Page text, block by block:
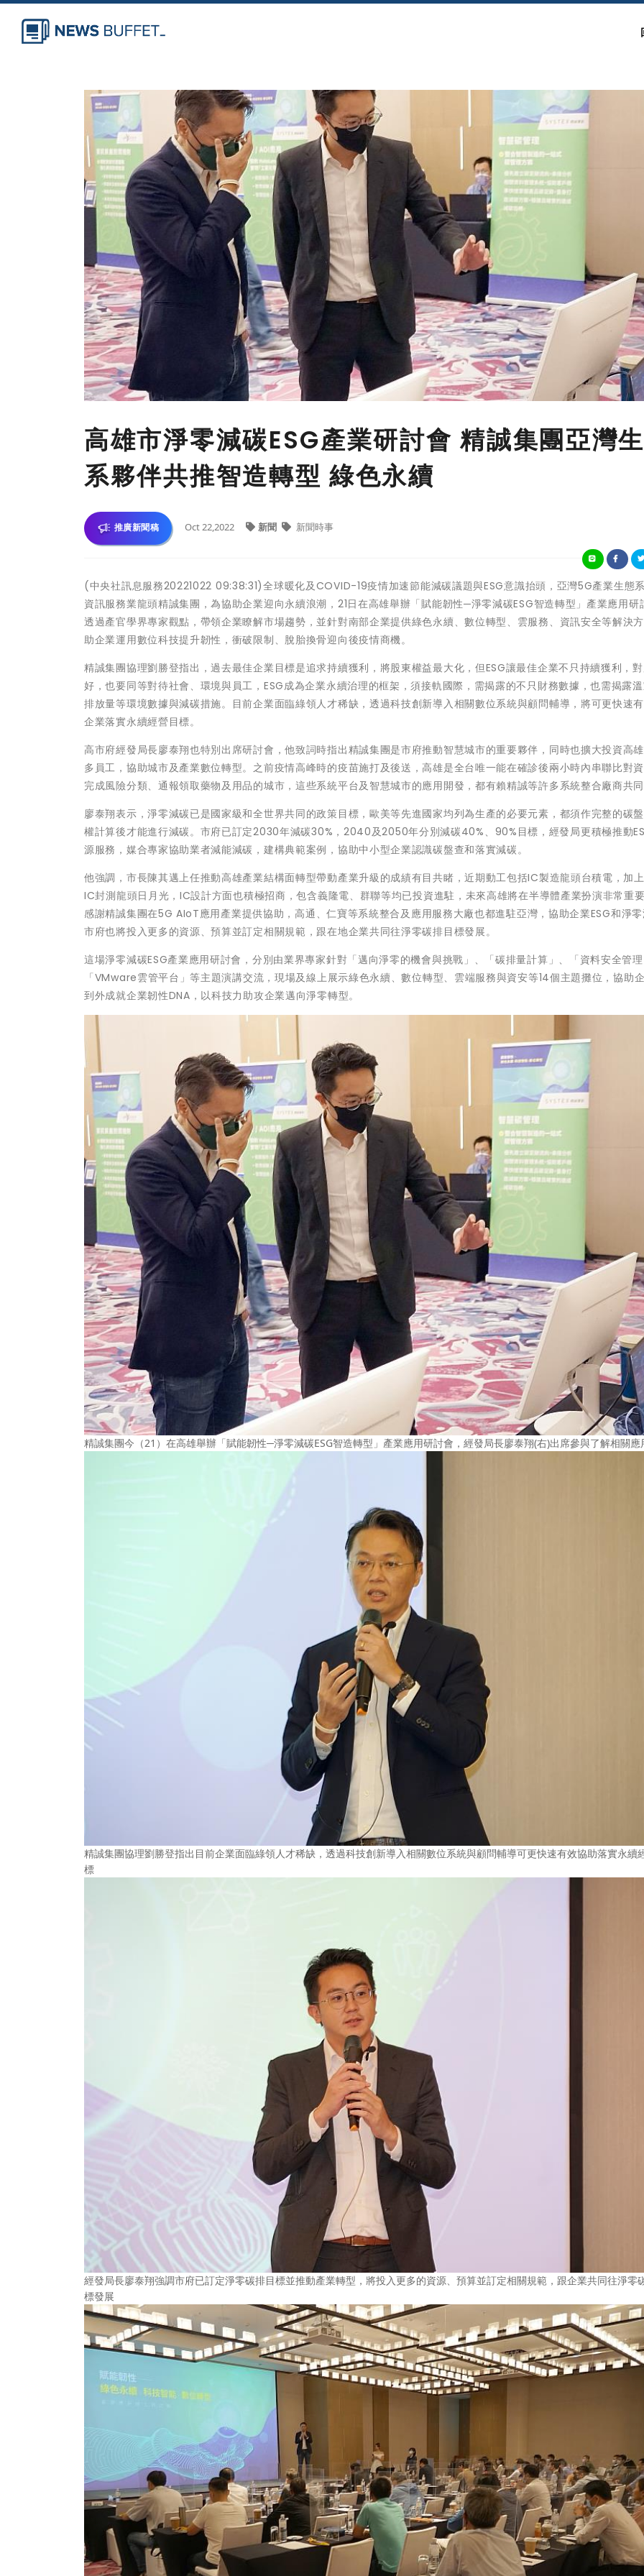
高雄市淨零減碳ESG產業研討會 精誠集團亞灣
系夥伴共推智造轉型 綠色永續
推廣新聞稿 Oct 22,2022 新聞 新聞時事
(中央社訊息服務20221022 09:38:31)全球暖化及COVID-19疫情加速節能減碳議題與ESG意識抬頭，亞灣5G產業生態
資訊服務業龍頭精誠集團，為協助企業迎向永續浪潮，21日在高雄舉辦「賦能韌性─淨零減碳ESG智造轉型」產業應用研
透過產官學界專家觀點，帶領企業瞭解市場趨勢，並針對南部企業提供綠色永續、數位轉型、雲服務、資訊安全等解決
助企業運用數位科技提升韌性，衝破限制、脫胎換骨迎向後疫情商機。
精誠集團協理劉勝登指出，過去最佳企業目標是追求持續獲利，將股東權益最大化，但ESG讓最佳企業不只持續獲利，
好，也要同等對待社會、環境與員工，ESG成為企業永續治理的框架，須接軌國際，需揭露的不只財務數據，也需揭露
排放量等環境數據與減碳措施。目前企業面臨綠領人才稀缺，透過科技創新導入相關數位系統與顧問輔導，將可更快速
企業落實永續經營目標。
高市府經發局長廖泰翔也特別出席研討會，他致詞時指出精誠集團是市府推動智慧城市的重要夥伴，同時也擴大投資高
多員工，協助城市及產業數位轉型。之前疫情高峰時的疫苗施打及後送，高雄是全台唯一能在確診後兩小時內串聯比對
完成風險分類、通報領取藥物及用品的城市，這些系統平台及智慧城市的應用開發，都有賴精誠等許多系統整合廠商共
廖泰翔表示，淨零減碳已是國家級和全世界共同的政策目標，歐美等先進國家均列為生產的必要元素，都須作完整的碳
權計算後才能進行減碳。市府已訂定2030年減碳30%，2040及2050年分別減碳40%、90%目標，經發局更積極推動
源服務，媒合專家協助業者減能減碳，建構典範案例，協助中小型企業認識碳盤查和落實減碳。
他強調，市長陳其邁上任推動高雄產業結構面轉型帶動產業升級的成績有目共睹，近期動工包括IC製造龍頭台積電，加
IC封測龍頭日月光，IC設計方面也積極招商，包含義隆電、群聯等均已投資進駐，未來高雄將在半導體產業扮演非常重
感謝精誠集團在5G AIoT應用產業提供協助，高通、仁寶等系統整合及應用服務大廠也都進駐亞灣，協助企業ESG和淨
市府也將投入更多的資源、預算並訂定相關規範，跟在地企業共同往淨零碳排目標發展。
這場淨零減碳ESG產業應用研討會，分別由業界專家針對「邁向淨零的機會與挑戰」、「碳排量計算」、「資料安全管
「VMware雲管平台」等主題演講交流，現場及線上展示綠色永續、數位轉型、雲端服務與資安等14個主題攤位，協助
到外成就企業韌性DNA，以科技力助攻企業邁向淨零轉型。
精誠集團今（21）在高雄舉辦「賦能韌性─淨零減碳ESG智造轉型」產業應用研討會，經發局長廖泰翔(右)出席參與了解相關應
精誠集團協理劉勝登指出目前企業面臨綠領人才稀缺，透過科技創新導入相關數位系統與顧問輔導可更快速有效協助落實永續
標
經發局長廖泰翔強調市府已訂定淨零碳排目標並推動產業轉型，將投入更多的資源、預算並訂定相關規範，跟企業共同往淨零
標發展